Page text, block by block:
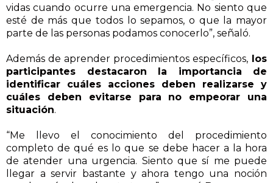
vidas cuando ocurre una emergencia. No siento que
esté de más que todos lo sepamos, o que la mayor
parte de las personas podamos conocerlo”, señaló.
Además de aprender procedimientos específicos, los
participantes destacaron la importancia de
identificar cuáles acciones deben realizarse y
cuáles deben evitarse para no empeorar una
situación.
“Me llevo el conocimiento del procedimiento
completo de qué es lo que se debe hacer a la hora
de atender una urgencia. Siento que sí me puede
llegar a servir bastante y ahora tengo una noción